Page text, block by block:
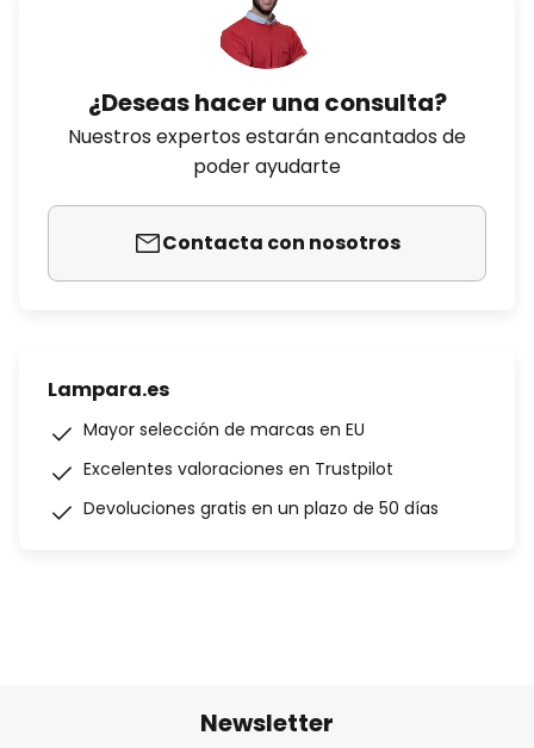
¿Deseas hacer una consulta?
Nuestros expertos estarán encantados de
poder ayudarte
Contacta con nosotros
Lampara.es
Mayor selección de marcas en EU
Excelentes valoraciones en Trustpilot
Devoluciones gratis en un plazo de 50 días
Newsletter